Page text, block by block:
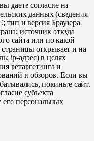
даете согласие на
данных (сведения
тип и версия Браузера;
источник откуда
сайта или по какой
открывает и на
ip-адрес) в целях
ретаргетинга и
и обзоров. Если вы
покиньте сайт.
субъекта
его персональных